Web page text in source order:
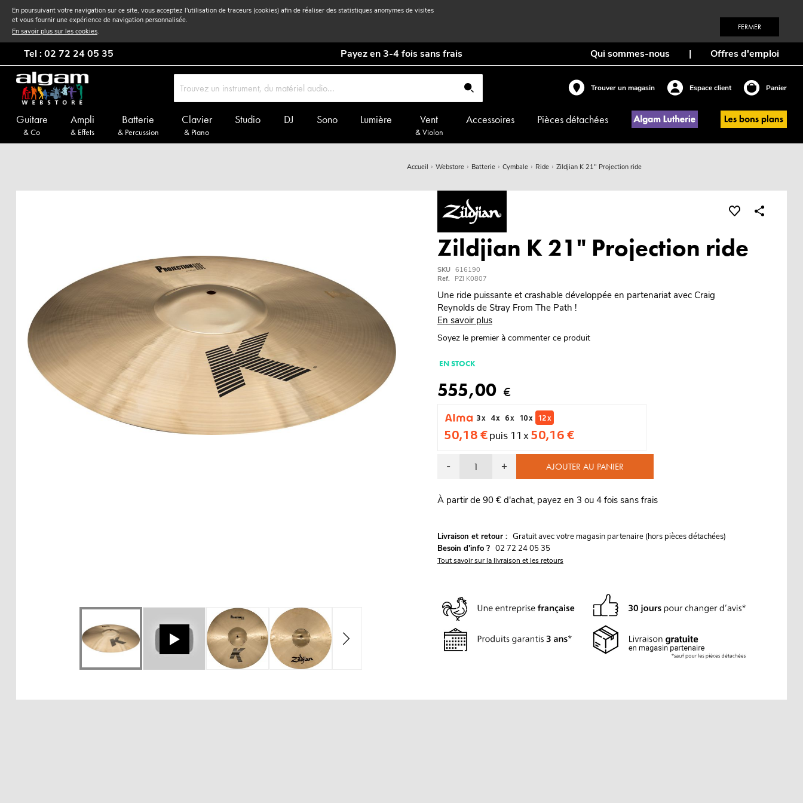
En poursuivant votre navigation sur ce site, vous acceptez l'utilisation de traceurs (cookies) afin de réaliser des statistiques anonymes de visites
et vous fournir une expérience de navigation personnalisée.
En savoir plus sur les cookies. FERMER
Tel : 02 72 24 05 35 Payez en 3-4 fois sans frais Qui sommes-nous | Offres d'emploi
Trouver un magasin Espace client Panier
Guitare
& Co
Ampli
& Effets
Batterie
& Percussion
Clavier
& Piano
Studio DJ Sono Lumière Vent
& Violon
Accessoires Pièces détachées
Accueil Webstore Batterie Cymbale Ride Zildjian K 21" Projection ride
Zildjian K 21" Projection ride
SKU 616190
Ref.
PZI K0807
Une ride puissante et crashable développée en partenariat avec Craig
Reynolds de Stray From The Path !
En savoir plus
Soyez le premier à commenter ce produit
EN STOCK
555,00 €
3 x 4 x 6 x 10 x 12 x
50,18 €puis 11 x 50,16 €
- + AJOUTER AU PANIER
À partir de 90 € d'achat, payez en 3 ou 4 fois sans frais
Livraison et retour : Gratuit avec votre magasin partenaire (hors pièces détachées)
Besoin d'info ? 02 72 24 05 35
Tout savoir sur la livraison et les retours